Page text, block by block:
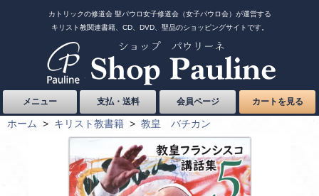
カトリックの修道会 聖パウロ女子修道会（女子パウロ会）が運営する
キリスト教関連書籍、CD、DVD、聖品のショッピングサイトです。
メニュー 支払・送料 会員ページ カートを見る
ホーム > キリスト教書籍 > 教皇 バチカン